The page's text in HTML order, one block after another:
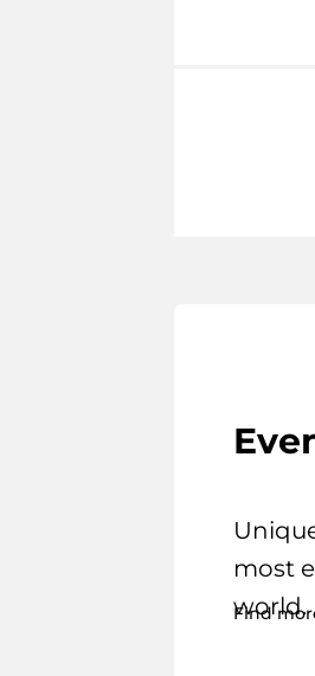
most
world.
Find